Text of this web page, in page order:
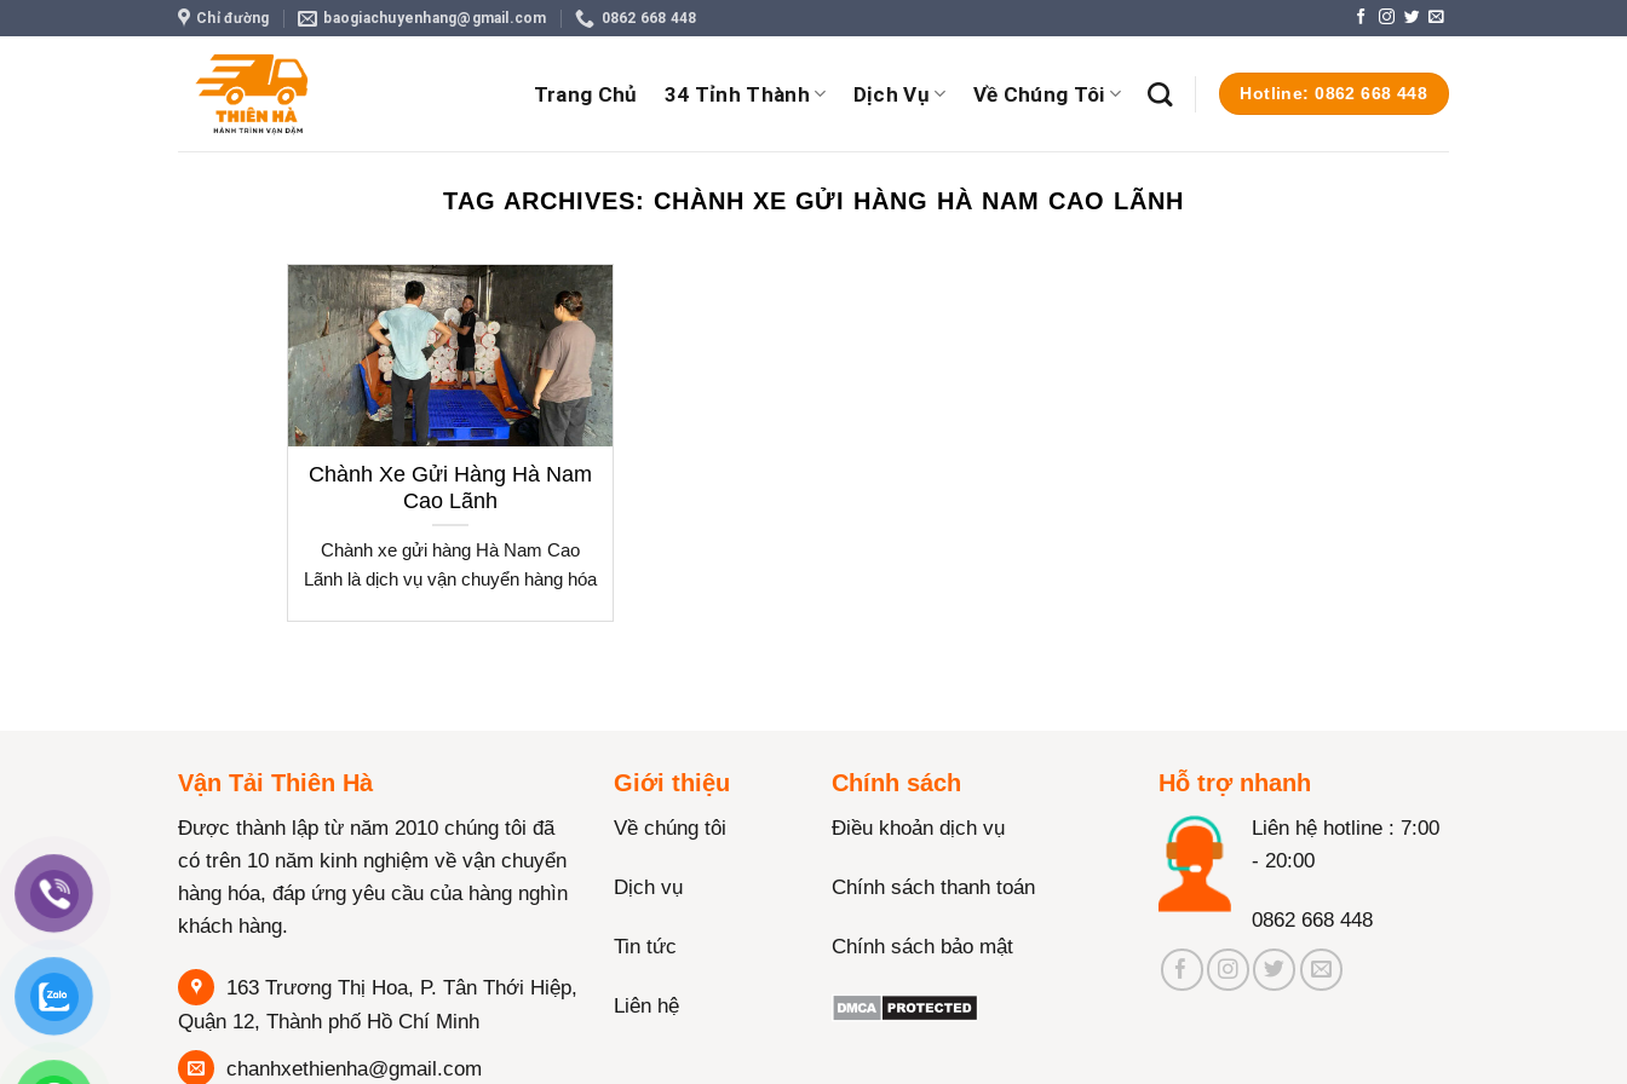
Chỉ đường baogiachuyenhang@gmail.com 0862 668 448
Trang Chủ 34 Tỉnh Thành Dịch Vụ Về Chúng Tôi Hotline: 0862 668 448
TAG ARCHIVES: CHÀNH XE GỬI HÀNG HÀ NAM CAO LÃNH
Chành Xe Gửi Hàng Hà Nam
Cao Lãnh
Chành xe gửi hàng Hà Nam Cao
Lãnh là dịch vụ vận chuyển hàng hóa
Vận Tải Thiên Hà
Được thành lập từ năm 2010 chúng tôi đã
có trên 10 năm kinh nghiệm về vận chuyển
hàng hóa, đáp ứng yêu cầu của hàng nghìn
khách hàng.
163 Trương Thị Hoa, P. Tân Thới Hiệp,
Quận 12, Thành phố Hồ Chí Minh
chanhxethienha@gmail.com
Giới thiệu
Về chúng tôi
Dịch vụ
Tin tức
Liên hệ
Chính sách
Điều khoản dịch vụ
Chính sách thanh toán
Chính sách bảo mật
Hỗ trợ nhanh
Liên hệ hotline : 7:00
- 20:00
0862 668 448